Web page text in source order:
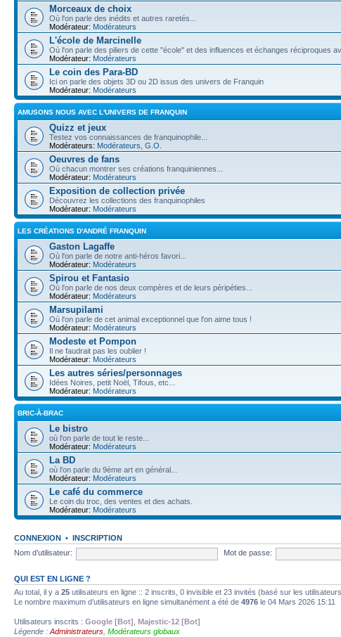
Morceaux de choix
Où l'on parle des inédits et autres raretés...
Modérateur: Modérateurs
L'école de Marcinelle
Où l'on parle des piliers de cette "école" et des influences et échanges réciproques
Modérateur: Modérateurs
Le coin des Para-BD
Ici on parle des objets 3D ou 2D issus des univers de Franquin
Modérateur: Modérateurs
AMUSONS NOUS AVEC L'UNIVERS DE FRANQUIN
Quizz et jeux
Testez vos connaissances de franquinophile...
Modérateurs: Modérateurs G.O.
Oeuvres de fans
Où chacun montrer ses créations franquiniennes...
Modérateur: Modérateurs
Exposition de collection privée
Découvrez les collections des franquinophiles
Modérateur: Modérateurs
LES CRÉATIONS D'ANDRÉ FRANQUIN
Gaston Lagaffe
Où l'on parle de notre anti-héros favori...
Modérateur: Modérateurs
Spirou et Fantasio
Où l'on parle de nos deux compères et de leurs péripéties...
Modérateur: Modérateurs
Marsupilami
Où l'on parle de cet animal exceptionnel que l'on aime tous !
Modérateur: Modérateurs
Modeste et Pompon
Il ne faudrait pas les oublier !
Modérateur: Modérateurs
Les autres séries/personnages
Idées Noires, petit Noël, Tifous, etc...
Modérateur: Modérateurs
BRIC-À-BRAC
Le bistro
où l'on parle de tout le reste...
Modérateur: Modérateurs
La BD
où l'on parle du 9ème art en général...
Modérateur: Modérateurs
Le café du commerce
Le coin du troc, des ventes et des achats.
Modérateur: Modérateurs
CONNEXION • INSCRIPTION
Nom d’utilisateur:
Mot de passe:
QUI EST EN LIGNE ?
Au total, il y a 25 utilisateurs en ligne :: 2 inscrits, 0 invisible et 23 invités (basé sur les
Le nombre maximum d’utilisateurs en ligne simultanément a été de 4976 le 04 Mars 2026 15:11
Utilisateurs inscrits : Google [Bot] Majestic-12 [Bot]
Légende : Administrateurs Modérateurs globaux